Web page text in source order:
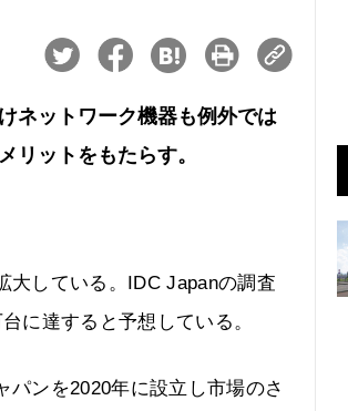
ネットワーク機器も例外では
リットをもたらす。
大している。IDC Japanの調査
に達すると予想している。
ンを2020年に設立し市場のさ